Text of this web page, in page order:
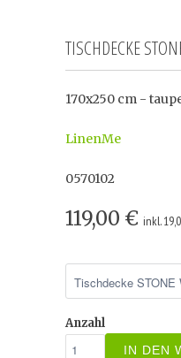
TISCHDECKE
170x250 cm -
LinenMe
0570102
119,00 € inkl.
Anzahl
IN DEN